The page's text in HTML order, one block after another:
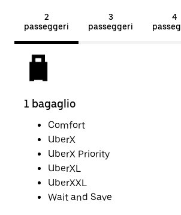
2
passeggeri
3
passeggeri
4
1 bagaglio
Comfort
UberX
UberX Priority
UberXL
UberXXL
Wait and Save